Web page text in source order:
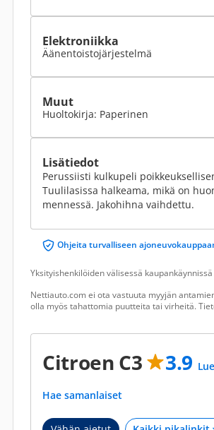
Elektroniikka
Äänentoistojärjestelmä
Muut
Huoltokirja: Paperinen
Lisätiedot
Perussiisti kulkupeli
Tuulilasissa halkeama, mikä on
mennessä. Jakohihna vaihdettu.
Ohjeita turvalliseen
Yksityishenkilöiden välisessä
Nettiauto.com ei ota vastuuta myyjän
olla myös tahattomia puutteita tai virheitä.
Citroen C3 3.9
Hae samanlaiset